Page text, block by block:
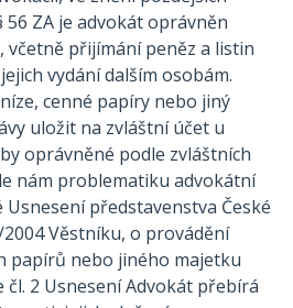
56 ZA je advokát oprávněn
včetně přijímání peněz a listin
vydání dalším osobám.
cenné papíry nebo jiný
uložit na zvláštní účet u
oprávněné podle zvláštních
nám problematiku advokátní
představenstva České
Věstníku, o provádění
papírů nebo jiného majetku
čl. 2 Usnesení Advokát přebírá